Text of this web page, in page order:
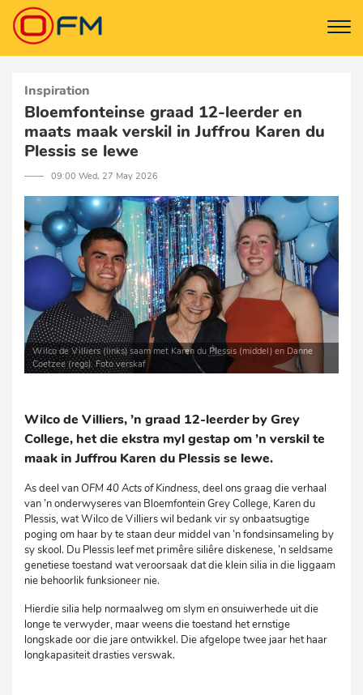
Inspiration
Bloemfonteinse graad 12-leerder en
maats maak verskil in Juffrou Karen du
Plessis se lewe
─── 09:00 Wed, 27 May 2026
Wilco de Villiers (links) saam met Karen du Plessis (middel) en Danne
Coetzee (regs). Foto verskaf
Wilco de Villiers, ’n graad 12-leerder by Grey
College, het die ekstra myl gestap om ’n verskil te
maak in Juffrou Karen du Plessis se lewe.
As deel van OFM 40 Acts of Kindness, deel ons graag die verhaal
van ’n onderwyseres van Bloemfontein Grey College, Karen du
Plessis, wat Wilco de Villiers wil bedank vir sy onbaatsugtige
poging om haar by te staan deur middel van ’n fondsinsameling by
sy skool. Du Plessis leef met primêre siliêre diskenese, ’n seldsame
genetiese toestand wat veroorsaak dat die klein silia in die liggaam
nie behoorlik funksioneer nie.
Hierdie silia help normaalweg om slym en onsuiwerhede uit die
longe te verwyder, maar weens die toestand het ernstige
longskade oor die jare ontwikkel. Die afgelope twee jaar het haar
longkapasiteit drasties verswak.